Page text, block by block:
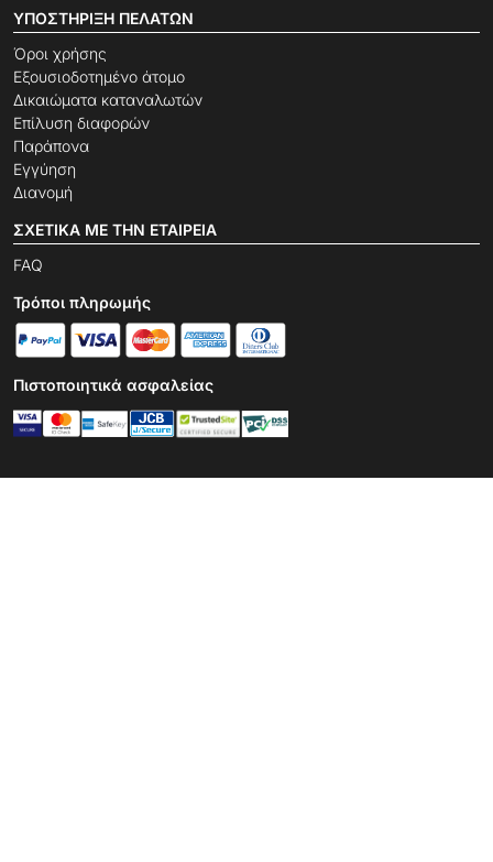
ΥΠΟΣΤΉΡΙΞΗ ΠΕΛΑΤΏΝ
Όροι χρήσης
Εξουσιοδοτημένο άτομο
Δικαιώματα καταναλωτών
Επίλυση διαφορών
Παράπονα
Εγγύηση
Διανομή
ΣΧΕΤΙΚΆ ΜΕ ΤΗΝ ΕΤΑΙΡΕΊΑ
FAQ
Τρόποι πληρωμής
Πιστοποιητικά ασφαλείας